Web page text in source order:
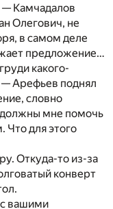
Камчадалов
Олегович, не
в самом деле
предложение…
какого-
— Арефьев поднял
словно
должны мне помочь
для этого
Откуда-то из-за
конверт
с вашими